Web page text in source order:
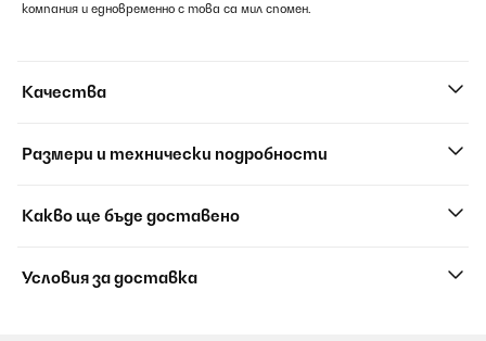
компания и едновременно с това са мил спомен.
Качества
Размери и технически подробности
Какво ще бъде доставено
Условия за доставка